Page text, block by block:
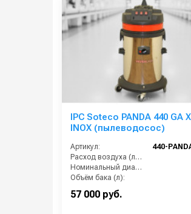
IPC Soteco PANDA 440 GA
INOX (пылеводосос)
Артикул:
440-
Расход воздуха (л/сек):
Номинальный диаметр принадлежностей (мм):
Объём бака (л):
57 000 руб.